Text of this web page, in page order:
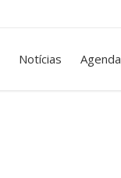
Notícias Agenda